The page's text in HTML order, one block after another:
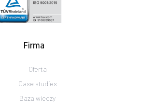
Firma
Oferta
Case studies
Baza wiedzy